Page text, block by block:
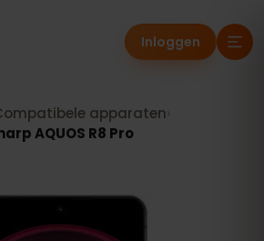
Inloggen
apparaten
AQUOS R8 Pro